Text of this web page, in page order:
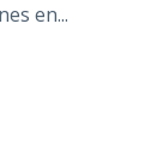
en...